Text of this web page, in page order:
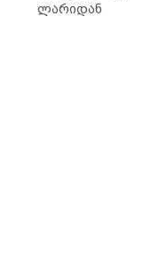
ლარიდან